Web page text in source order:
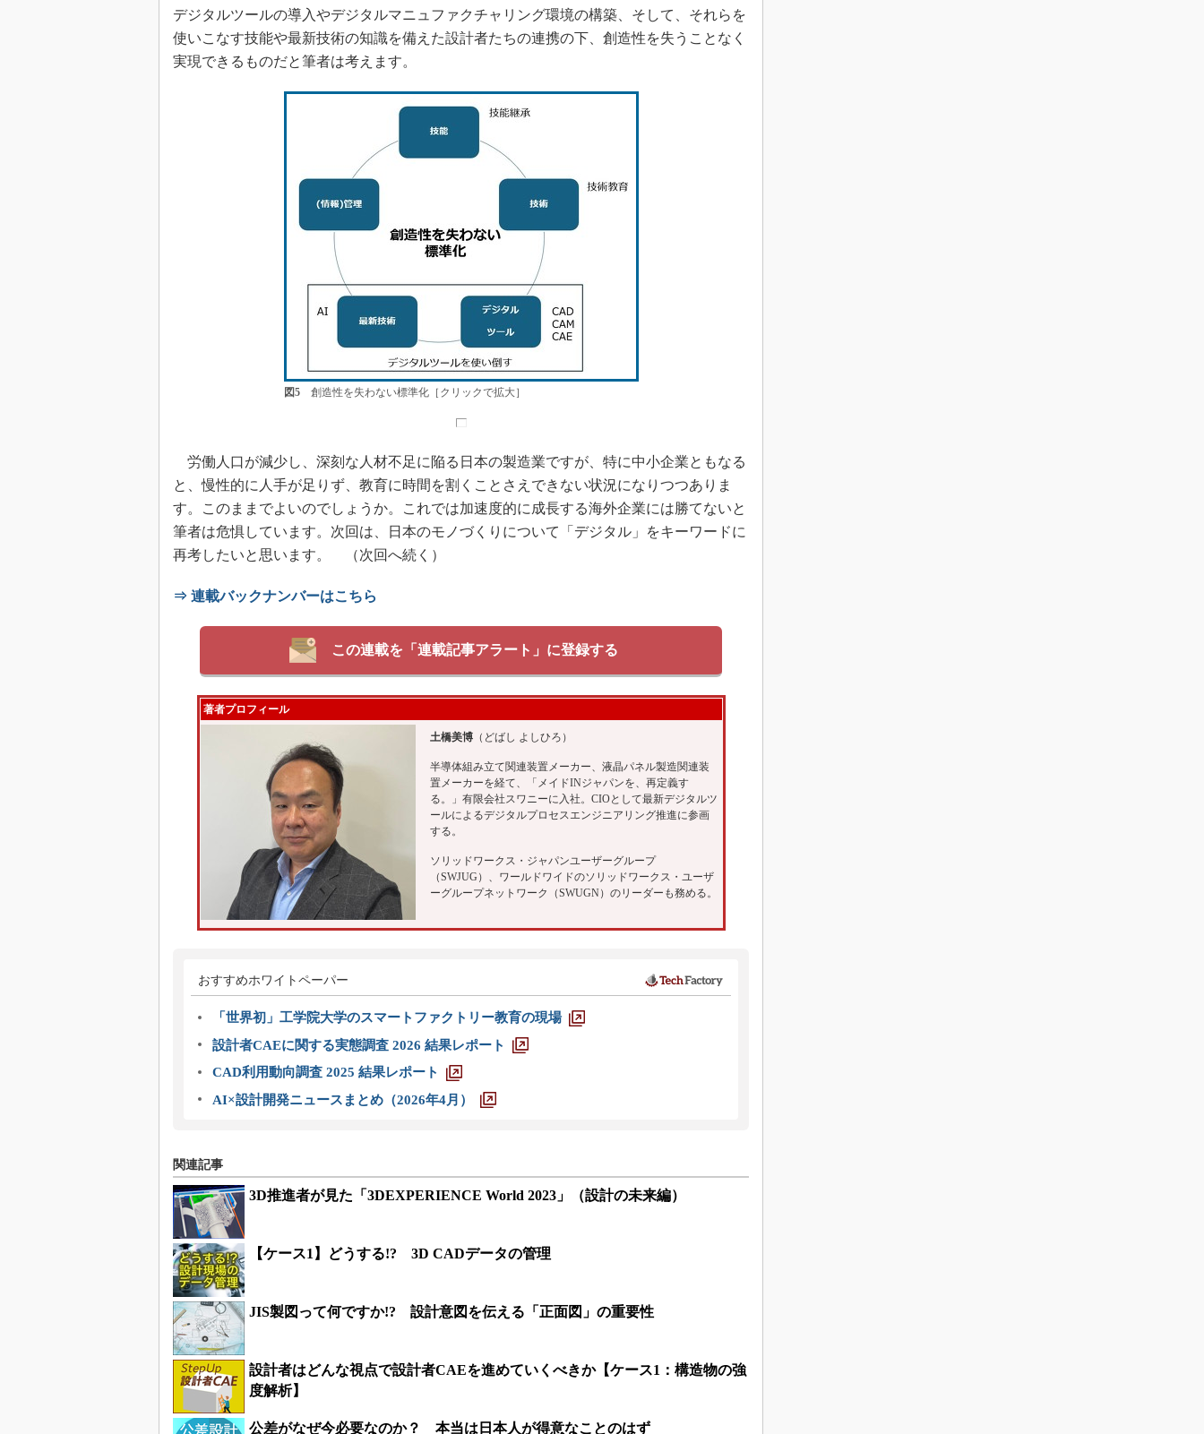
デジタルツールの導入やデジタルマニュファクチャリング環境の構築、そして、それらを
使いこなす技能や最新技術の知識を備えた設計者たちの連携の下、創造性を失うことなく
実現できるものだと筆者は考えます。
図5創造性を失わない標準化［クリックで拡大］
労働人口が減少し、深刻な人材不足に陥る日本の製造業ですが、特に中小企業ともなる
と、慢性的に人手が足りず、教育に時間を割くことさえできない状況になりつつありま
す。このままでよいのでしょうか。これでは加速度的に成長する海外企業には勝てないと
筆者は危惧しています。次回は、日本のモノづくりについて「デジタル」をキーワードに
再考したいと思います。 （次回へ続く）
⇒ 連載バックナンバーはこちら
この連載を「連載記事アラート」に登録する
著者プロフィール
土橋美博（どばし よしひろ）
半導体組み立て関連装置メーカー、液晶パネル製造関連装
置メーカーを経て、「メイドINジャパンを、再定義す
る。」有限会社スワニーに入社。CIOとして最新デジタルツ
ールによるデジタルプロセスエンジニアリング推進に参画
する。
ソリッドワークス・ジャパンユーザーグループ
（SWJUG）、ワールドワイドのソリッドワークス・ユーザ
ーグループネットワーク（SWUGN）のリーダーも務める。
おすすめホワイトペーパー
「世界初」工学院大学のスマートファクトリー教育の現場
設計者CAEに関する実態調査 2026 結果レポート
CAD利用動向調査 2025 結果レポート
AI×設計開発ニュースまとめ（2026年4月）
関連記事
3D推進者が見た「3DEXPERIENCE World 2023」（設計の未来編）
【ケース1】どうする!? 3D CADデータの管理
JIS製図って何ですか!? 設計意図を伝える「正面図」の重要性
設計者はどんな視点で設計者CAEを進めていくべきか【ケース1：構造物の強
度解析】
公差がなぜ今必要なのか？ 本当は日本人が得意なことのはず